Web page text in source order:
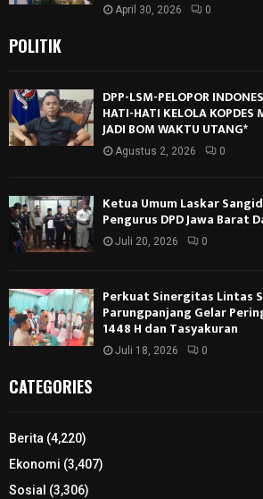
April 30, 2026 0
POLITIK
DPP-LSM-PELOPOR
HATI-HATI KELOLA KOPDES
JADI BOM WAKTU UTANG*
Agustus 2, 2026 0
Ketua Umum Laskar
Pengurus DPD Jawa Barat
Juli 20, 2026 0
Perkuat Sinergitas Lintas
Parungpanjang Gelar
1448 H dan Tasyakuran
Juli 18, 2026 0
CATEGORIES
Berita (4,220)
Ekonomi (3,407)
Sosial (3,306)